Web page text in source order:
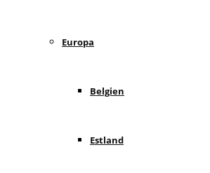
Europa
Belgien
Estland